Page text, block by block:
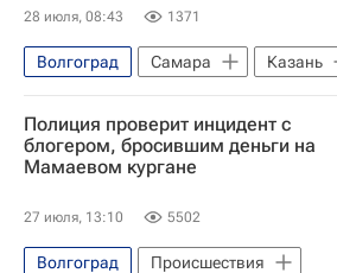
28 июля, 08:43 1371
Волгоград Самара
Казань
Полиция проверит инцидент с
блогером, бросившим деньги на
Мамаевом кургане
27 июля, 13:10 5502
Волгоград
Происшествия